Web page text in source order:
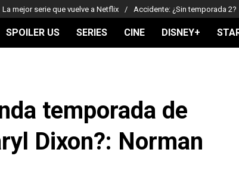
La mejor serie que vuelve a Netflix Accidente: ¿Sin temporada 2?
SPOILER US SERIES CINE DISNEY+
temporada de
Dixon?: Norman